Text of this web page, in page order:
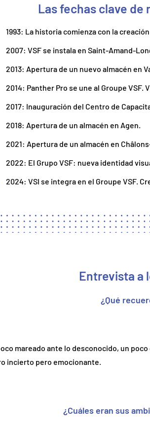
Las fechas clave
1993: La historia comienza con la creación
2007: VSF se instala en Saint-Amand-
2013: Apertura de un nuevo almacén en
2014: Panther Pro se une al Groupe VSF.
2017: Inauguración del Centro de
2018: Apertura de un almacén en Agen.
2021: Apertura de un almacén en
2022: El Grupo VSF: nueva identidad
2024: VSI se integra en el Groupe VSF.
Entrevista a
¿Qué
mareado ante lo desconocido, un poco
incierto pero emocionante.
¿Cuáles eran sus